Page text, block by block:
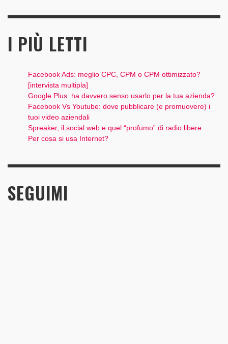
I PIÙ LETTI
Facebook Ads: meglio CPC, CPM o CPM ottimizzato?
[intervista multipla]
Google Plus: ha davvero senso usarlo per la tua azienda?
Facebook Vs Youtube: dove pubblicare (e promuovere) i
tuoi video aziendali
Spreaker, il social web e quel “profumo” di radio libere…
Per cosa si usa Internet?
SEGUIMI